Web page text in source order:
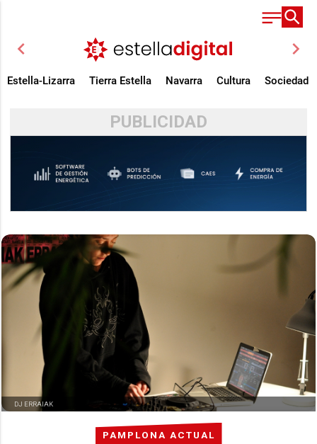
chevron_left chevron_right
Estella-Lizarra Tierra Estella Navarra Cultura Sociedad
PUBLICIDAD
PAMPLONA ACTUAL
DJ ERRAIAK